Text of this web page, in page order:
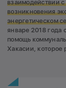
взаимодействии
возникновения
энергетическом
январе 2018 года
помощь
Хакасии, которое